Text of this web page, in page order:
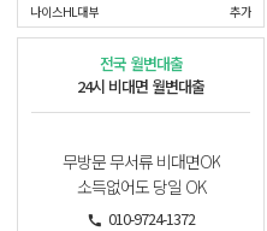
나이스HL대부 추가
전국 월변대출
24시 비대면 월변대출
무방문 무서류 비대면OK
소득없어도 당일 OK
010-9724-1372